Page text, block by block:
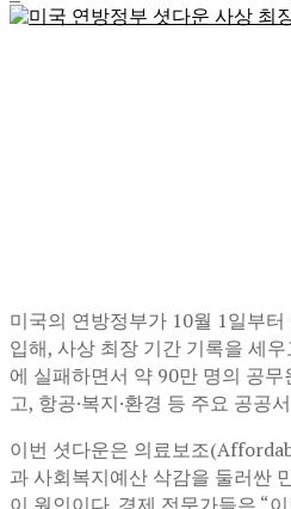
미국의 연방정부가 10월 1일부
입해, 사상 최장 기간 기록을 세
에 실패하면서 약 90만 명의 공
고, 항공·복지·환경 등 주요 공공
이번 셧다운은 의료보조
과 사회복지예산 삭감을 둘러싼